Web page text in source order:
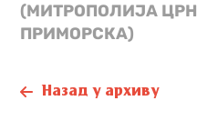
(МИТРОПОЛИЈА
ПРИМОРСКА)
Назад у архиву